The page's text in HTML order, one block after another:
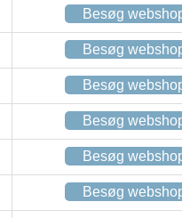
Besøg
Besøg
Besøg
Besøg
Besøg
Besøg